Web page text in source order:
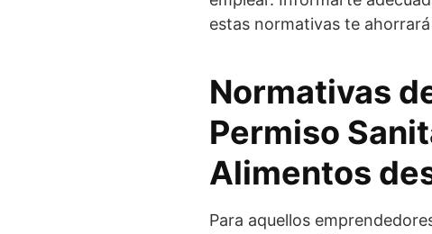
estas normativas te
Normativas
Permiso
Alimentos
Para aquellos